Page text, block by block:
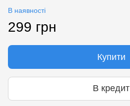
В наявності
299 грн
Купити
В кредит